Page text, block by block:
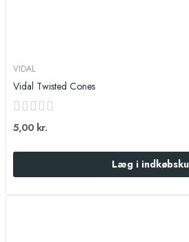
VIDAL
Vidal Twisted Cones
5,00 kr.
Læg i